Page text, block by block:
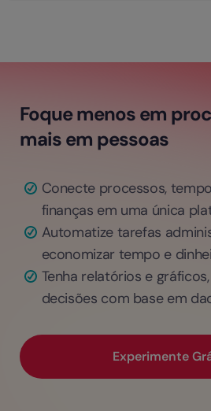
Foque menos em
mais em pessoas
Conecte processos,
finanças em uma única
Automatize tarefas
economizar tempo e
Tenha relatórios e
decisões com base em
Experimente